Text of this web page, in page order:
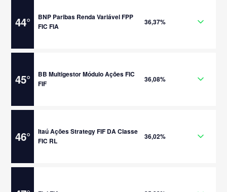
44°
BNP Paribas Renda Variável FPP
FIC FIA
36,37%
45°
BB Multigestor Módulo Ações FIC
FIF
36,08%
46°
Itaú Ações Strategy FIF DA Classe
FIC RL
36,02%